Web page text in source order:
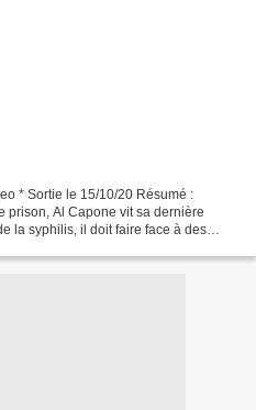
* Sortie le 15/10/20 Résumé :
prison, Al Capone vit sa dernière
la syphilis, il doit faire face à des